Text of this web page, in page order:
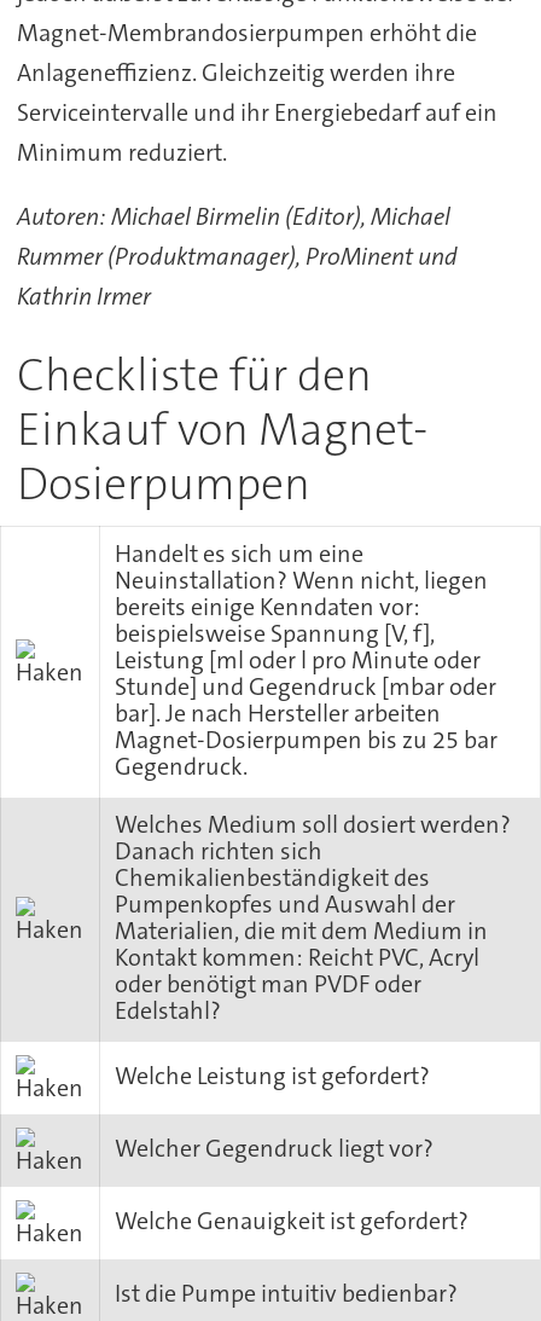
Magnet-Membrandosierpumpen erhöht die
Anlageneffizienz. Gleichzeitig werden ihre
Serviceintervalle und ihr Energiebedarf auf ein
Minimum reduziert.
Autoren: Michael Birmelin (Editor), Michael
Rummer (Produktmanager), ProMinent und
Kathrin Irmer
Checkliste für den
Einkauf von Magnet-
Dosierpumpen
Handelt es sich um eine
Neuinstallation? Wenn nicht, liegen
bereits einige Kenndaten vor:
beispielsweise Spannung [V, f],
Leistung [ml oder l pro Minute oder
Stunde] und Gegendruck [mbar oder
bar]. Je nach Hersteller arbeiten
Magnet-Dosierpumpen bis zu 25 bar
Gegendruck.
Welches Medium soll dosiert werden?
Danach richten sich
Chemikalienbeständigkeit des
Pumpenkopfes und Auswahl der
Materialien, die mit dem Medium in
Kontakt kommen: Reicht PVC, Acryl
oder benötigt man PVDF oder
Edelstahl?
Welche Leistung ist gefordert?
Welcher Gegendruck liegt vor?
Welche Genauigkeit ist gefordert?
Ist die Pumpe intuitiv bedienbar?